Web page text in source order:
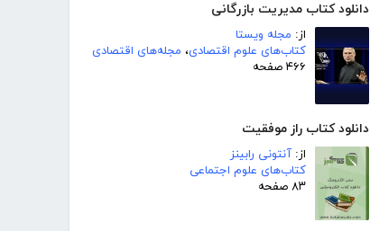
دانلود کتاب مدیریت بازرگانی
از: مجله ویستا
کتاب‌های علوم اقتصادی، مجله‌های اقتصادی
۴۶۶ صفحه
دانلود کتاب راز موفقیت
از: آنتونی رابینز
کتاب‌های علوم اجتماعی
۸۳ صفحه